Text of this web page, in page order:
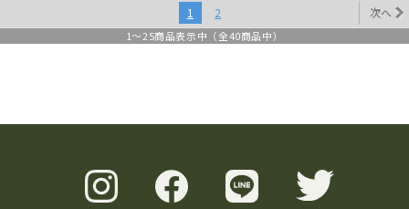
1 2 次へ
1～25商品表示中（全40商品中）